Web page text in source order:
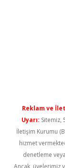
Reklam ve
Uyarı: Sitemiz,
İletişim Kurumu
hizmet
denetleme
Ancak, üyelerimiz